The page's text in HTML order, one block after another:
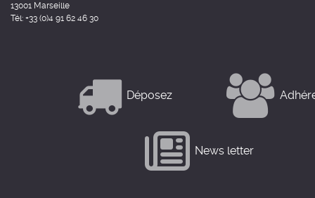
13001 Marseille
Tél: +33 (0)4 91 62 46 30
Déposez
News letter